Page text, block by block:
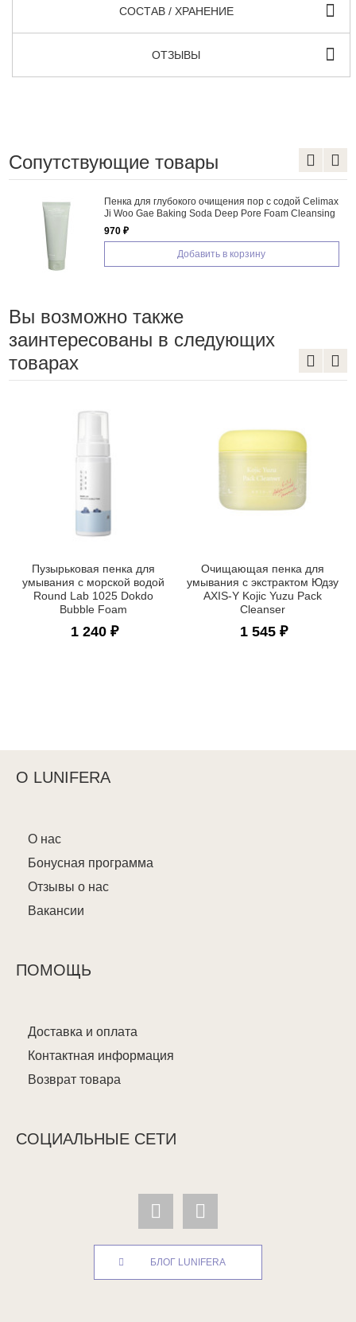
СОСТАВ / ХРАНЕНИЕ
ОТЗЫВЫ
Сопутствующие товары
пор с содой Celimax
Pore Foam Cleansing
в корзину
Успокаивающий гель для
Azulene Low pH Cleanser
Вы возможно также
заинтересованы в следующих
товарах
Пузырьковая пенка для
умывания с морской водой
Round Lab 1025 Dokdo
Bubble Foam
1 240 ₽
Очищающая пенка для
умывания с экстрактом Юдзу
AXIS-Y Kojic Yuzu Pack
Cleanser
1 545 ₽
О LUNIFERA
О нас
Бонусная программа
Отзывы о нас
Вакансии
ПОМОЩЬ
Доставка и оплата
Контактная информация
Возврат товара
СОЦИАЛЬНЫЕ СЕТИ
БЛОГ LUNIFERA